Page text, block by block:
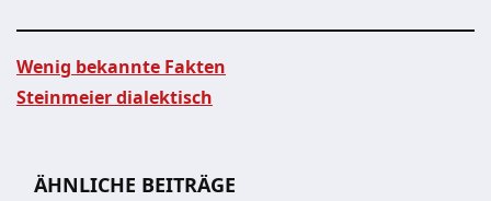
Wenig bekannte Fakten
Steinmeier dialektisch
ÄHNLICHE BEITRÄGE